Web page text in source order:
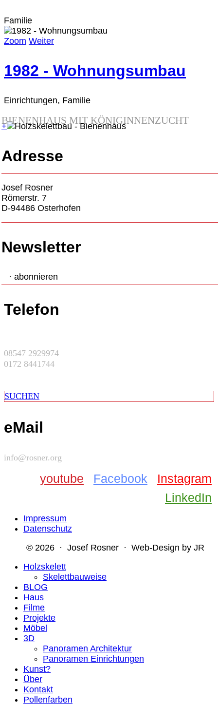
Familie
Zoom Weiter
1982 - Wohnungsumbau
Einrichtungen, Familie
BIENENHAUS MIT KÖNIGINNENZUCHT
+
Adresse
Josef Rosner
Römerstr. 7
D-94486 Osterhofen
Newsletter
· abonnieren
Telefon
08547 2929974
0172 8441744
SUCHEN
eMail
info@rosner.org
youtube Facebook
Instagram
LinkedIn
Impressum
Datenschutz
© 2026 · Josef Rosner · Web-Design by JR
Holzskelett
Skelettbauweise
BLOG
Haus
Filme
Projekte
Möbel
3D
Panoramen Architektur
Panoramen Einrichtungen
Kunst?
Über
Kontakt
Pollenfarben